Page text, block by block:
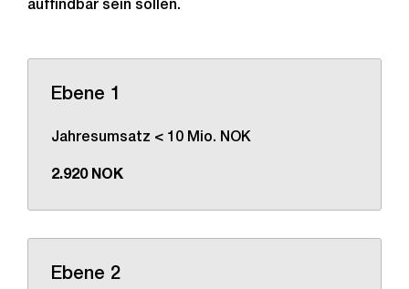
auffindbar sein sollen.
Ebene 1
Jahresumsatz < 10 Mio. NOK
2.920 NOK
Ebene 2